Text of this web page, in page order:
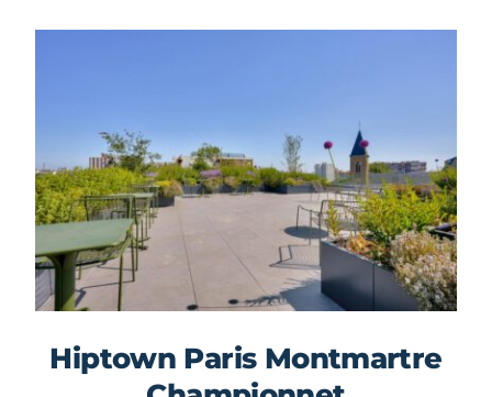
Hiptown Paris Montmartre